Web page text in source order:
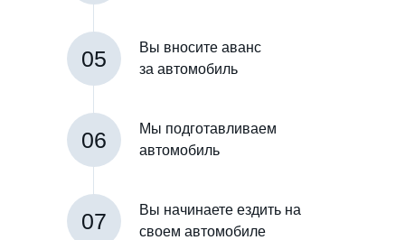
05
Вы вносите аванс
за автомобиль
06
Мы подготавливаем
автомобиль
07
Вы начинаете ездить на
своем автомобиле